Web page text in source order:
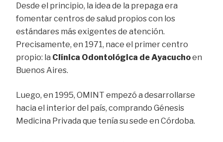
Desde el principio, la idea de la prepaga era
fomentar centros de salud propios con los
estándares más exigentes de atención.
Precisamente, en 1971, nace el primer centro
propio: la Clínica Odontológica de Ayacuchoen
Buenos Aires.
Luego, en 1995, OMINT empezó a desarrollarse
hacia el interior del país, comprando Génesis
Medicina Privada que tenía su sede en Córdoba.